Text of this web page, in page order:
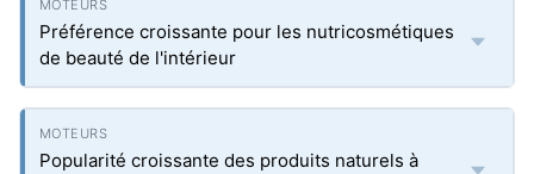
Préférence croissante pour les nutricosmétiques
de beauté de l'intérieur
Popularité croissante des produits naturels à